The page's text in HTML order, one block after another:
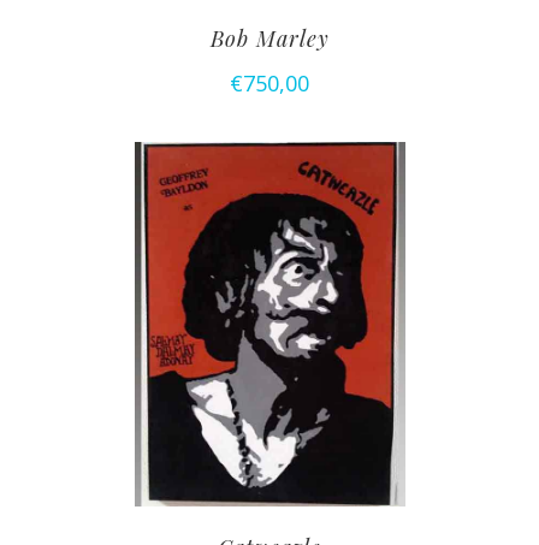
Bob Marley
€750,00
TOEVOEGEN AAN
WINKELWAGEN